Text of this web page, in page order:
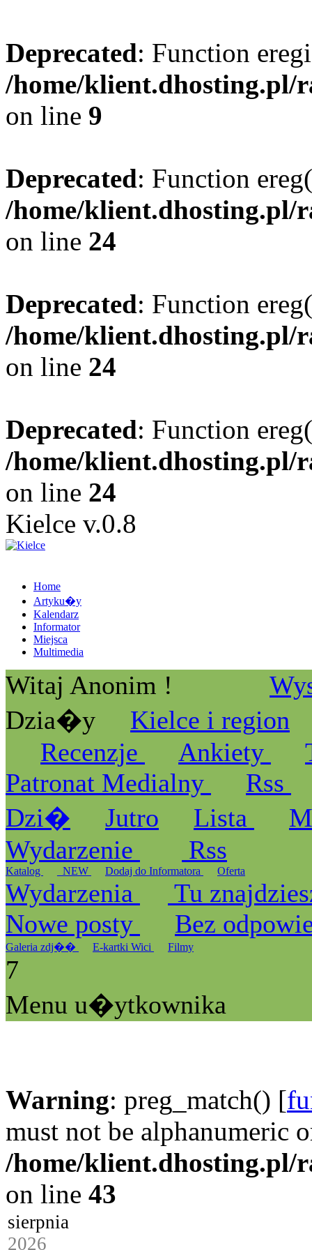
Deprecated: Function
/home/klient.dhosting.pl/
on line 9
Deprecated: Function
/home/klient.dhosting.pl/
on line 24
Deprecated: Function
/home/klient.dhosting.pl/
on line 24
Deprecated: Function
/home/klient.dhosting.pl/
on line 24
Kielce v.0.8
Home
Artyku�y
Kalendarz
Informator
Miejsca
Multimedia
Witaj Anonim !
Dzia�y
Kielce i region
Recenzje
Ankiety
Patronat Medialny
Rss
Dzi�
Jutro Lista
Wydarzenie
Rss
Katalog _NEW Dodaj do Informatora Oferta
Wydarzenia
Tu
Nowe posty
Bez
Galeria zdj�� E-kartki Wici Filmy
7
Menu u�ytkownika
Warning: preg_match() [
must not be alphanumeric
/home/klient.dhosting.pl/
on line 43
sierpnia
2026